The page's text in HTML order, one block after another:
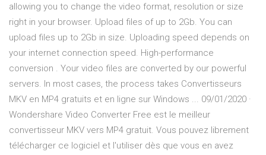
allowing you to change the video format, resolution or size
right in your browser. Upload files of up to 2Gb. You can
upload files up to 2Gb in size. Uploading speed depends on
your internet connection speed. High-performance
conversion . Your video files are converted by our powerful
servers. In most cases, the process takes Convertisseurs
MKV en MP4 gratuits et en ligne sur Windows ... 09/01/2020 ·
Wondershare Video Converter Free est le meilleur
convertisseur MKV vers MP4 gratuit. Vous pouvez librement
télécharger ce logiciel et l'utiliser dès que vous en avez